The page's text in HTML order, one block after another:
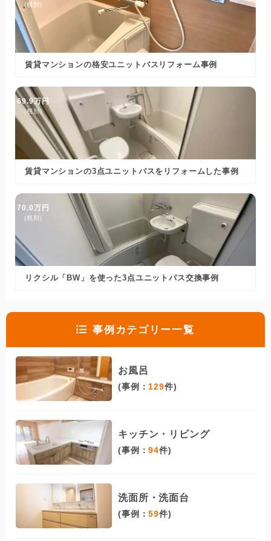
(税別)
賃貸マンションの格安ユニットバスリフォーム事例
69.9万円
(税別)
賃貸マンションの3点ユニットバスをリフォームした事例
70.0万円
(税別)
リクシル「BW」を使った3点ユニットバス交換事例
事例カテゴリー一覧
お風呂
(事例： 129件)
キッチン・リビング
(事例：94件)
洗面所・洗面台
(事例：59件)